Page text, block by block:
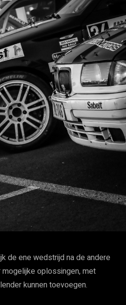
de ene wedstrijd na de andere
oplossingen, met
kunnen toevoegen.